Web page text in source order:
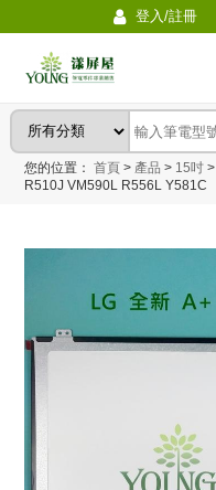
登入/註冊
您的位置：首頁 > 產品 > 15吋 >
R510J VM590L R556L Y581C